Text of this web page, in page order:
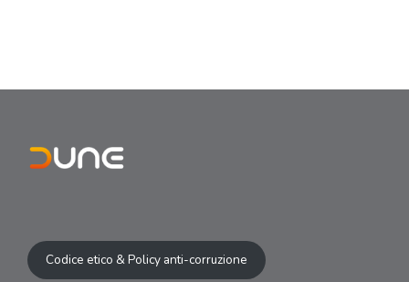
Codice etico & Policy anti-corruzione